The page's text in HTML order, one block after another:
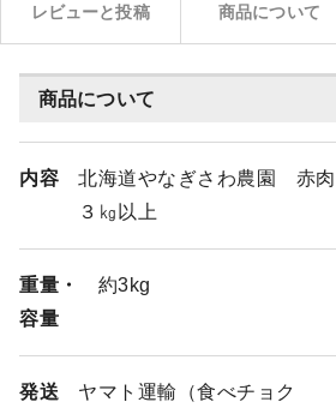
レビューと投稿 商品について
商品について
内容
北海道やなぎさわ農園 赤
３㎏以上
重量・
容量
約3kg
発送
ヤマト運輸（食べチョク